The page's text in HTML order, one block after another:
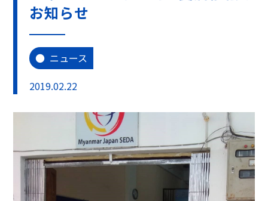
お知らせ
ニュース
2019.02.22